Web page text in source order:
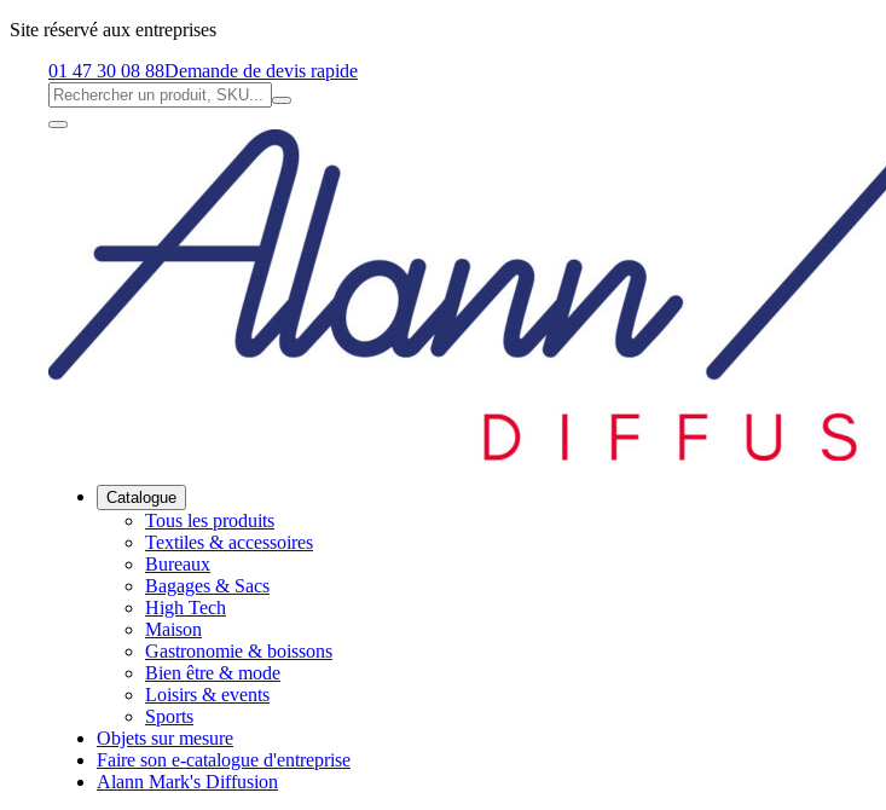
Site réservé aux entreprises
01 47 30 08 88Demande de devis rapide
Catalogue
Tous les produits
Textiles & accessoires
Bureaux
Bagages & Sacs
High Tech
Maison
Gastronomie & boissons
Bien être & mode
Loisirs & events
Sports
Objets sur mesure
Faire son e-catalogue d'entreprise
Alann Mark's Diffusion